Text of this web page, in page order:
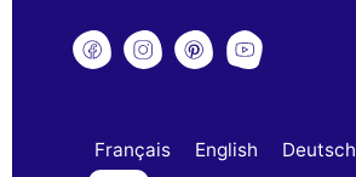
Français English Deutsch